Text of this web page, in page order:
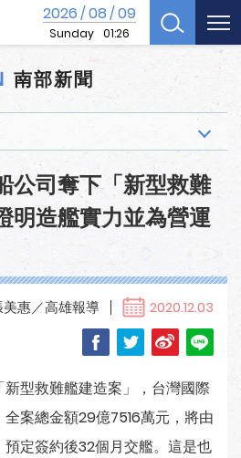
2026/08/09
Sunday 01:26
南部新聞
公司奪下「新型救難
明造艦實力並為營運
惠／高雄報導 2020.12.03
型救難艦建造案」，台灣國際
案總金額29億7516萬元，將由
定簽約後32個月交艦。這是也